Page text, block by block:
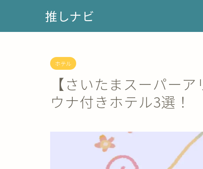
推しナビ
ホテル
【さいたまスーパー
ウナ付きホテル3選！